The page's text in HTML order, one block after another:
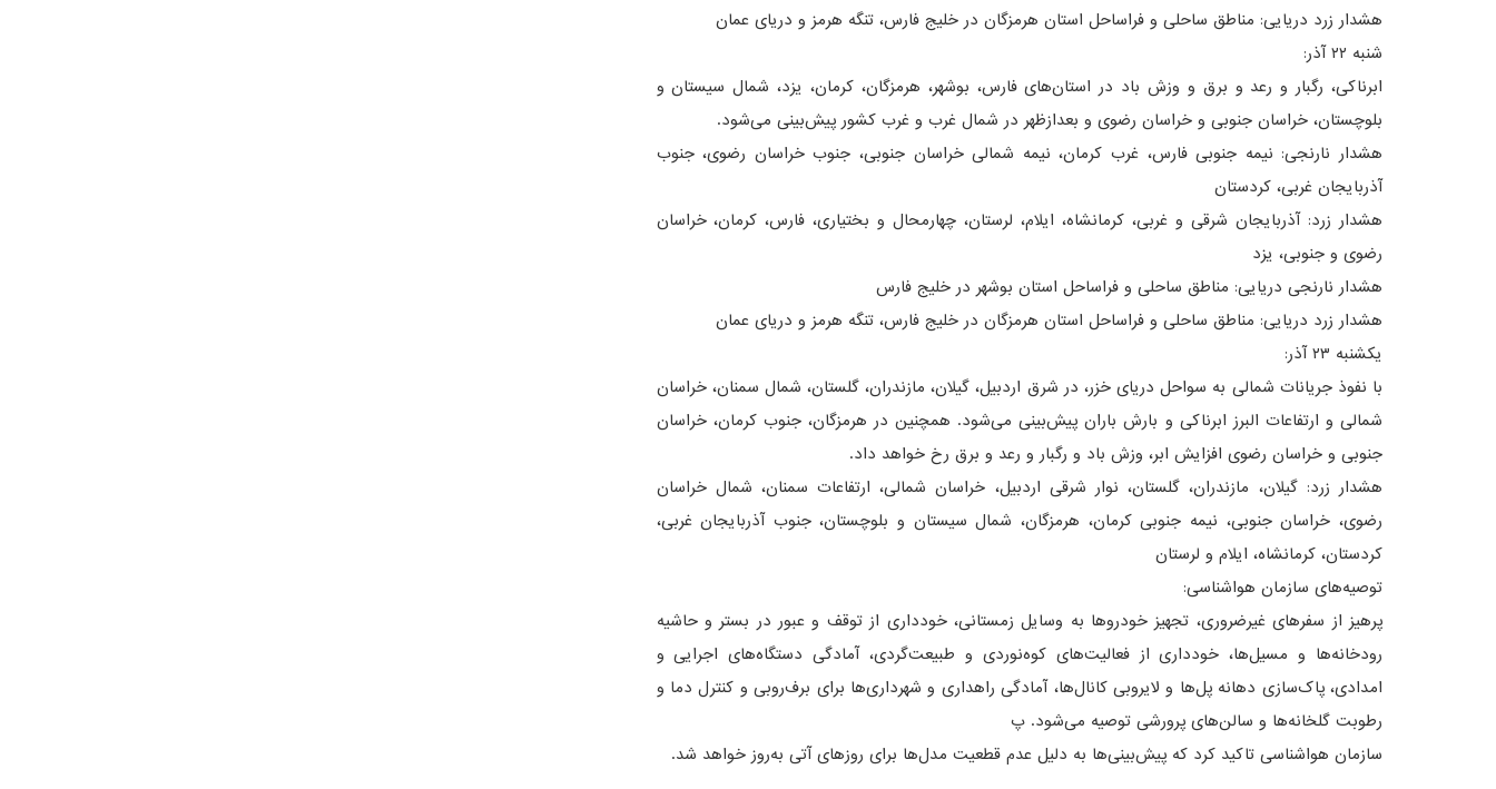
هشدار زرد دریایی: مناطق ساحلی و فراساحل استان هرمزگان در خلیج فارس، تنگه هرمز و دریای عمان
شنبه ۲۲ آذر:
ابرناکی، رگبار و رعد و برق و وزش باد در استان‌های فارس، بوشهر، هرمزگان، کرمان، یزد، شمال سیستان و
بلوچستان، خراسان جنوبی و خراسان رضوی و بعدازظهر در شمال غرب و غرب کشور پیش‌بینی می‌شود.
هشدار نارنجی: نیمه جنوبی فارس، غرب کرمان، نیمه شمالی خراسان جنوبی، جنوب خراسان رضوی، جنوب
آذربایجان غربی، کردستان
هشدار زرد: آذربایجان شرقی و غربی، کرمانشاه، ایلام، لرستان، چهارمحال و بختیاری، فارس، کرمان، خراسان
رضوی و جنوبی، یزد
هشدار نارنجی دریایی: مناطق ساحلی و فراساحل استان بوشهر در خلیج فارس
هشدار زرد دریایی: مناطق ساحلی و فراساحل استان هرمزگان در خلیج فارس، تنگه هرمز و دریای عمان
یکشنبه ۲۳ آذر:
با نفوذ جریانات شمالی به سواحل دریای خزر، در شرق اردبیل، گیلان، مازندران، گلستان، شمال سمنان، خراسان
شمالی و ارتفاعات البرز ابرناکی و بارش باران پیش‌بینی می‌شود. همچنین در هرمزگان، جنوب کرمان، خراسان
جنوبی و خراسان رضوی افزایش ابر، وزش باد و رگبار و رعد و برق رخ خواهد داد.
هشدار زرد: گیلان، مازندران، گلستان، نوار شرقی اردبیل، خراسان شمالی، ارتفاعات سمنان، شمال خراسان
رضوی، خراسان جنوبی، نیمه جنوبی کرمان، هرمزگان، شمال سیستان و بلوچستان، جنوب آذربایجان غربی،
کردستان، کرمانشاه، ایلام و لرستان
توصیه‌های سازمان هواشناسی:
پرهیز از سفرهای غیرضروری، تجهیز خودروها به وسایل زمستانی، خودداری از توقف و عبور در بستر و حاشیه
رودخانه‌ها و مسیل‌ها، خودداری از فعالیت‌های کوه‌نوردی و طبیعت‌گردی، آمادگی دستگاه‌های اجرایی و
امدادی، پاک‌سازی دهانه پل‌ها و لایروبی کانال‌ها، آمادگی راهداری و شهرداری‌ها برای برف‌روبی و کنترل دما و
رطوبت گلخانه‌ها و سالن‌های پرورشی توصیه می‌شود. پ
سازمان هواشناسی تاکید کرد که پیش‌بینی‌ها به دلیل عدم قطعیت مدل‌ها برای روزهای آتی به‌روز خواهد شد.